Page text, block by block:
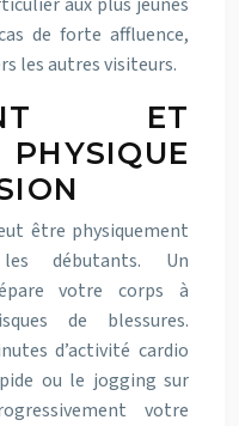
de forte affluence,
les autres visiteurs.
ET
être physiquement
débutants. Un
votre corps à
de blessures.
d’activité cardio
ou le jogging sur
votre